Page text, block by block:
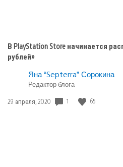
В PlayStation Store начинается
рублей»
Яна “Septerra” Сорокина
Редактор блога
Дата
29 апреля, 2020 1 65